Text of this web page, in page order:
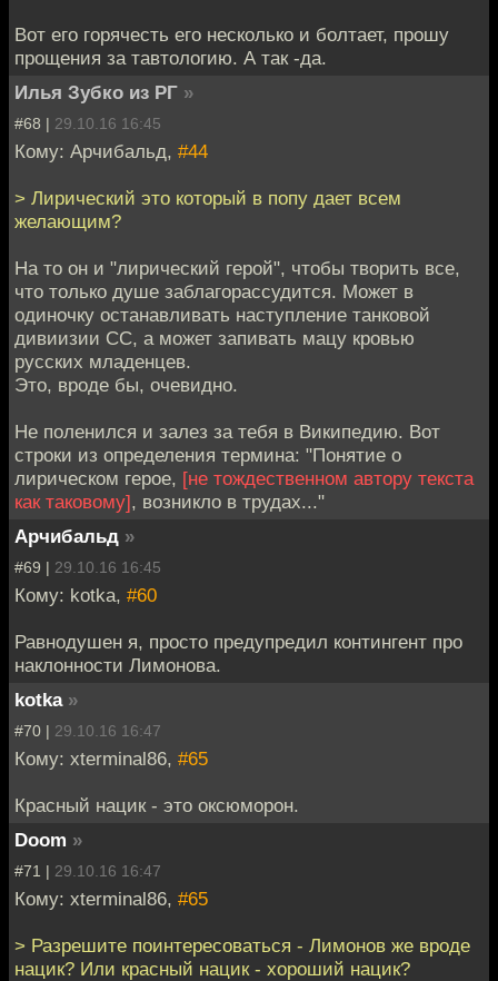
Вот его горячесть его несколько и болтает, прошу
прощения за тавтологию. А так -да.
Илья Зубко из РГ »
#68 | 29.10.16 16:45
Кому: Арчибальд, #44
> Лирический это который в попу дает всем
желающим?
На то он и "лирический герой", чтобы творить все,
что только душе заблагорассудится. Может в
одиночку останавливать наступление танковой
дивиизии СС, а может запивать мацу кровью
русских младенцев.
Это, вроде бы, очевидно.
Не поленился и залез за тебя в Википедию. Вот
строки из определения термина: "Понятие о
лирическом герое, [не тождественном автору текста
как таковому], возникло в трудах..."
Арчибальд »
#69 | 29.10.16 16:45
Кому: kotka, #60
Равнодушен я, просто предупредил контингент про
наклонности Лимонова.
kotka »
#70 | 29.10.16 16:47
Кому: xterminal86, #65
Красный нацик - это оксюморон.
Doom »
#71 | 29.10.16 16:47
Кому: xterminal86, #65
> Разрешите поинтересоваться - Лимонов же вроде
нацик? Или красный нацик - хороший нацик?